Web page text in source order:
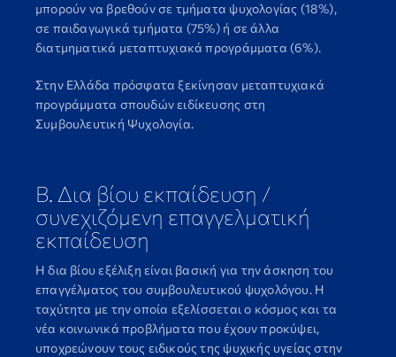
μπορούν να βρεθούν σε τμήματα ψυχολογίας (18%),
σε παιδαγωγικά τμήματα (75%) ή σε άλλα
διατμηματικά μεταπτυχιακά προγράμματα (6%).
Στην Ελλάδα πρόσφατα ξεκίνησαν μεταπτυχιακά
προγράμματα σπουδών ειδίκευσης στη
Συμβουλευτική Ψυχολογία.
Β. Δια βίου εκπαίδευση /
συνεχιζόμενη επαγγελματική
εκπαίδευση
Η δια βίου εξέλιξη είναι βασική για την άσκηση του
επαγγέλματος του συμβουλευτικού ψυχολόγου. Η
ταχύτητα με την οποία εξελίσσεται ο κόσμος και τα
νέα κοινωνικά προβλήματα που έχουν προκύψει,
υποχρεώνουν τους ειδικούς της ψυχικής υγείας στην